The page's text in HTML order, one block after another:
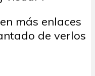
más enlaces
de verlos